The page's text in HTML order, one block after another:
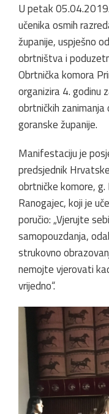
U petak
učenika osmih
županije, uspješno
obrtništva i
Obrtnička komora
organizira 4. godinu
obrtničkih
goranske županije.
Manifestaciju je
predsjednik Hrvatske
obrtničke komore, g.
Ranogajec, koji je
poručio: „Vjerujte
samopouzdanja,
strukovno
nemojte vjerovati
vrijedno“.